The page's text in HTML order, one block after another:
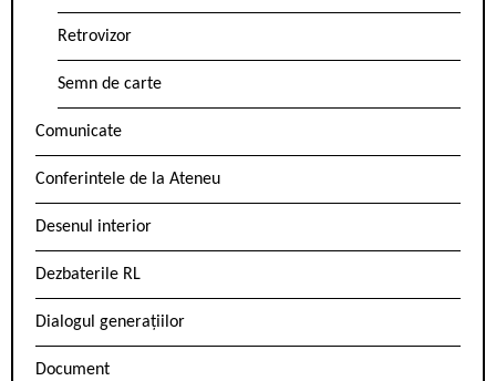
Retrovizor
Semn de carte
Comunicate
Conferintele de la Ateneu
Desenul interior
Dezbaterile RL
Dialogul generațiilor
Document